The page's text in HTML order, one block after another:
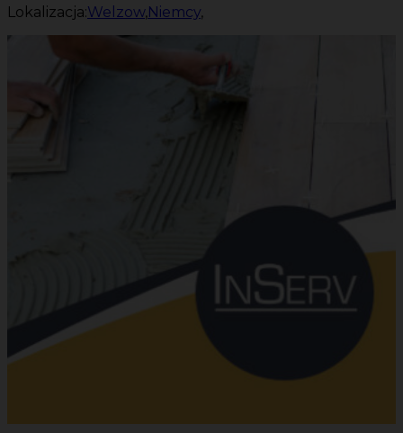
Lokalizacja:Welzow,Niemcy,